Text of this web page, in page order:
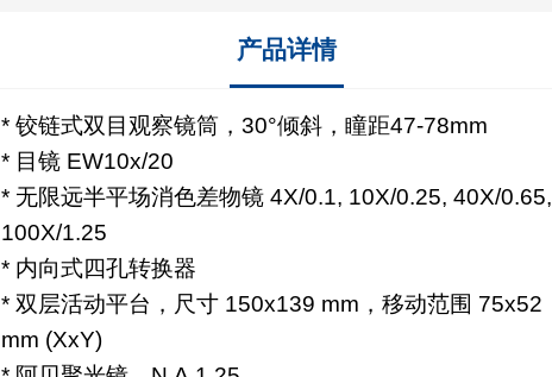
产品详情
* 铰链式双目观察镜筒，30°倾斜，瞳距47-78mm
* 目镜 EW10x/20
* 无限远半平场消色差物镜 4X/0.1, 10X/0.25, 40X/0.65,
100X/1.25
* 内向式四孔转换器
* 双层活动平台，尺寸 150x139 mm，移动范围 75x52
mm (XxY)